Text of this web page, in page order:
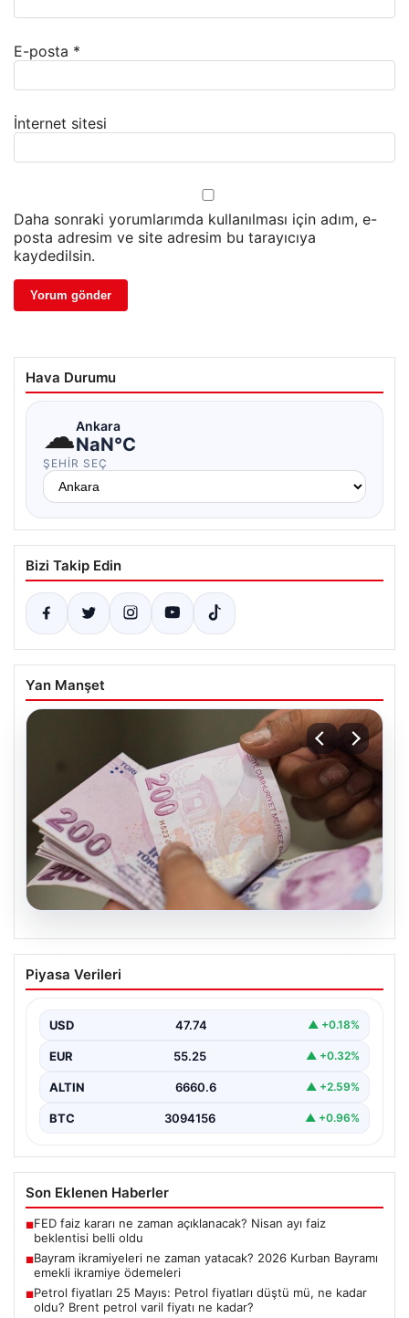
E-posta *
İnternet sitesi
Daha sonraki yorumlarımda kullanılması için adım, e-
posta adresim ve site adresim bu tarayıcıya
kaydedilsin.
Hava Durumu
☁Ankara
NaN°C
ŞEHIR SEÇ
Bizi Takip Edin
Yan Manşet
Bayram ikramiyeleri ne zaman yatacak?
2026 Kurban Bayramı emekli ikramiye
Piyasa Verileri
USD 47.74 ▲ +0.18%
EUR 55.25 ▲ +0.32%
ALTIN 6660.6 ▲ +2.59%
BTC 3094156 ▲ +0.96%
Son Eklenen Haberler
■FED faiz kararı ne zaman açıklanacak? Nisan ayı faiz
beklentisi belli oldu
■Bayram ikramiyeleri ne zaman yatacak? 2026 Kurban Bayramı
emekli ikramiye ödemeleri
■Petrol fiyatları 25 Mayıs: Petrol fiyatları düştü mü, ne kadar
oldu? Brent petrol varil fiyatı ne kadar?